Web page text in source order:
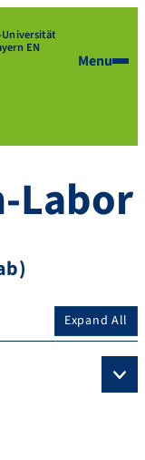
EN
Menu
Labor
Expand All